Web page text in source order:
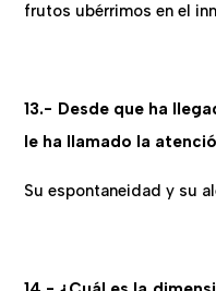
frutos ubérrimos en el
13.- Desde que ha
le ha llamado la
Su espontaneidad y su